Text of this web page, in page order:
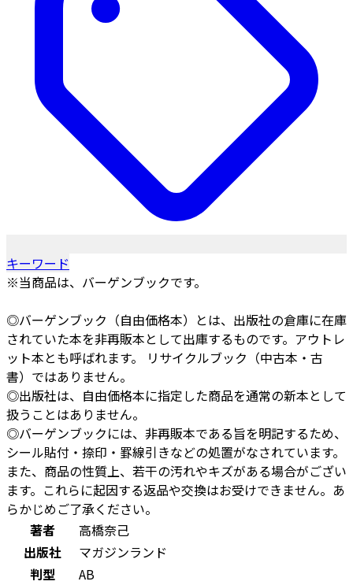
キーワード
※当商品は、バーゲンブックです。
◎バーゲンブック（自由価格本）とは、出版社の倉庫に在庫
されていた本を非再販本として出庫するものです。アウトレ
ット本とも呼ばれます。 リサイクルブック（中古本・古
書）ではありません。
◎出版社は、自由価格本に指定した商品を通常の新本として
扱うことはありません。
◎バーゲンブックには、非再販本である旨を明記するため、
シール貼付・捺印・罫線引きなどの処置がなされています。
また、商品の性質上、若干の汚れやキズがある場合がござい
ます。これらに起因する返品や交換はお受けできません。あ
らかじめご了承ください。
著者
高橋奈己
出版社
マガジンランド
判型
AB